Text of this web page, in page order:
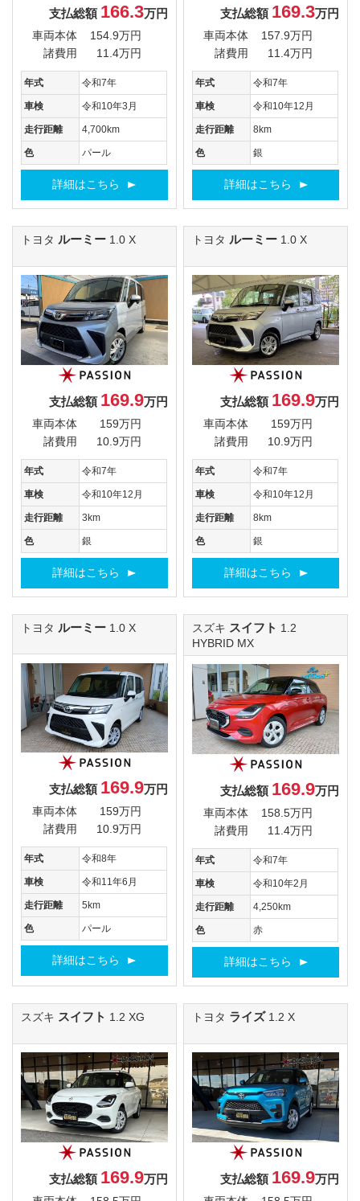
支払総額 166.3万円
車両本体
154.9万円
諸費用
11.4万円
年式 令和7年
車検 令和10年3月
走行距離 4,700km
色 パール
詳細はこちら
支払総額 169.3万円
車両本体
157.9万円
諸費用
11.4万円
年式 令和7年
車検 令和10年12月
走行距離 8km
色 銀
詳細はこちら
トヨタ ルーミー 1.0 X
支払総額 169.9万円
車両本体
159万円
諸費用
10.9万円
年式 令和7年
車検 令和10年12月
走行距離 3km
色 銀
詳細はこちら
トヨタ ルーミー 1.0 X
支払総額 169.9万円
車両本体
159万円
諸費用
10.9万円
年式 令和7年
車検 令和10年12月
走行距離 8km
色 銀
詳細はこちら
トヨタ ルーミー 1.0 X
支払総額 169.9万円
車両本体
159万円
諸費用
10.9万円
年式 令和8年
車検 令和11年6月
走行距離 5km
色 パール
詳細はこちら
スズキ スイフト 1.2
HYBRID MX
支払総額 169.9万円
車両本体
158.5万円
諸費用
11.4万円
年式 令和7年
車検 令和10年2月
走行距離 4,250km
色 赤
詳細はこちら
スズキ スイフト 1.2 XG
支払総額 169.9万円
トヨタ ライズ 1.2 X
支払総額 169.9万円